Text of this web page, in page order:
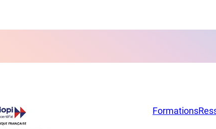
Formations